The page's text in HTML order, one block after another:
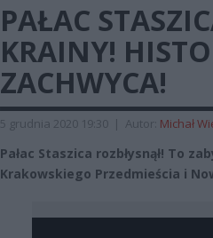
PAŁAC
KRAINY!
ZACHWYCA!
5 grudnia 2020 19:30 | Autor: Michał
Pałac Staszica rozbłysnął! To
Krakowskiego Przedmieścia i